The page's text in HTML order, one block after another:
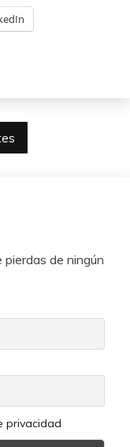
de ningún
privacidad